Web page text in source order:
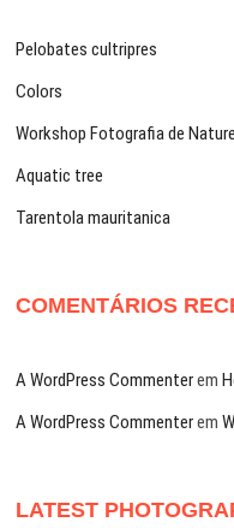
Pelobates cultripres
Colors
Workshop Fotografia de
Aquatic tree
Tarentola mauritanica
COMENTÁRIOS
A WordPress Commenterem
A WordPress Commenterem
LATEST